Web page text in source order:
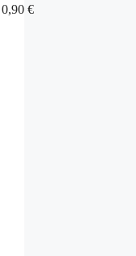
0,90 €